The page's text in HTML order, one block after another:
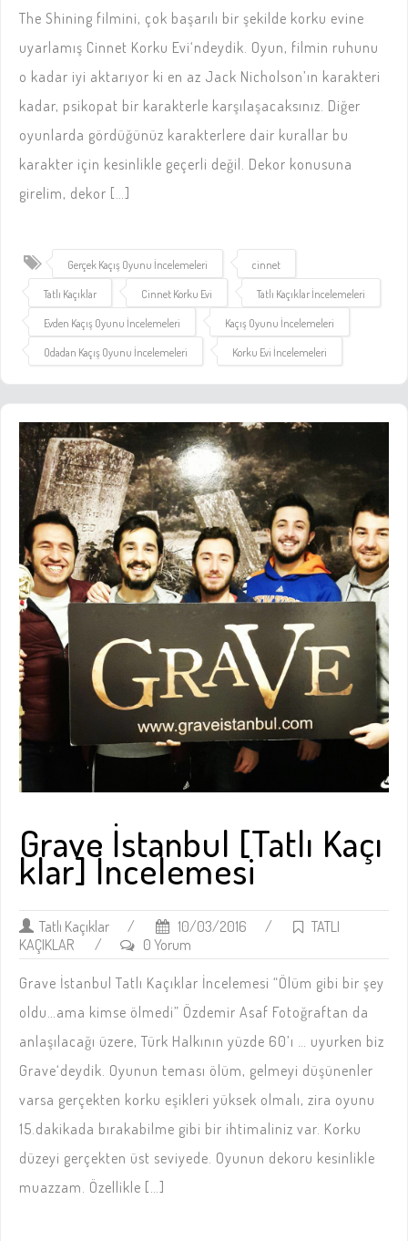
The Shining filmini, çok başarılı bir şekilde korku evine
uyarlamış Cinnet Korku Evi‘ndeydik. Oyun, filmin ruhunu
o kadar iyi aktarıyor ki en az Jack Nicholson’ın karakteri
kadar, psikopat bir karakterle karşılaşacaksınız. Diğer
oyunlarda gördüğünüz karakterlere dair kurallar bu
karakter için kesinlikle geçerli değil. Dekor konusuna
girelim, dekor […]
Gerçek Kaçış Oyunu İncelemeleri cinnet
Tatlı Kaçıklar Cinnet Korku Evi Tatlı Kaçıklar İncelemeleri
Evden Kaçış Oyunu İncelemeleri Kaçış Oyunu İncelemeleri
Odadan Kaçış Oyunu İncelemeleri Korku Evi İncelemeleri
Grave İstanbul [Tatlı Kaçı
klar] İncelemesi
Tatlı Kaçıklar / 10/03/2016 /
TATLI
KAÇIKLAR
/ 0 Yorum
Grave İstanbul Tatlı Kaçıklar İncelemesi “Ölüm gibi bir şey
oldu…ama kimse ölmedi” Özdemir Asaf Fotoğraftan da
anlaşılacağı üzere, Türk Halkının yüzde 60’ı … uyurken biz
Grave‘deydik. Oyunun teması ölüm, gelmeyi düşünenler
varsa gerçekten korku eşikleri yüksek olmalı, zira oyunu
15.dakikada bırakabilme gibi bir ihtimaliniz var. Korku
düzeyi gerçekten üst seviyede. Oyunun dekoru kesinlikle
muazzam. Özellikle […]